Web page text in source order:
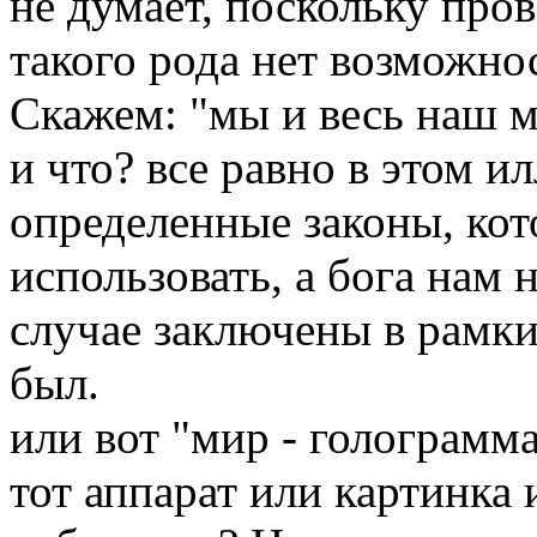
такого рода нет
Скажем: "мы и весь наш
и что? все равно в этом
определенные законы,
использовать, а бога
случае заключены в
был.
или вот "мир -
тот аппарат или картинка